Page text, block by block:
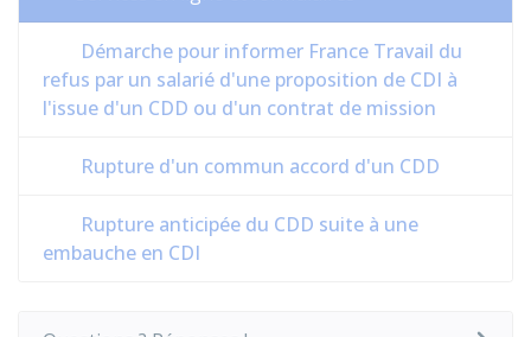
Démarche pour informer France Travail du
refus par un salarié d'une proposition de CDI à
l'issue d'un CDD ou d'un contrat de mission
Rupture d'un commun accord d'un CDD
Rupture anticipée du CDD suite à une
embauche en CDI